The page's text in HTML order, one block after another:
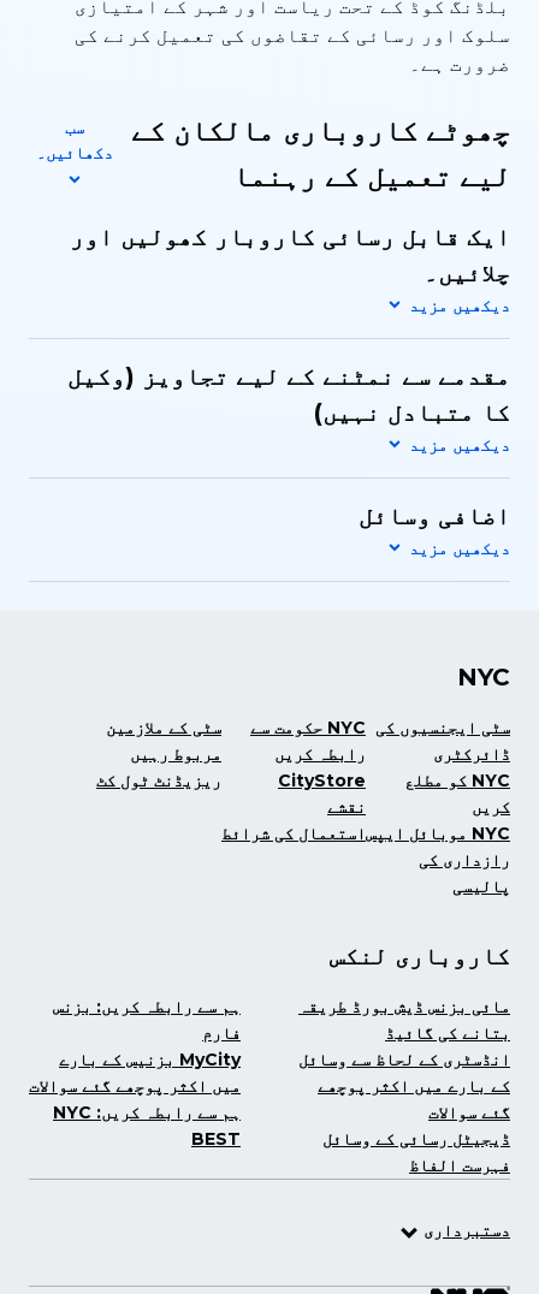
بلڈنگ کوڈ کے تحت ریاست اور شہر کے امتیازی
سلوک اور رسائی کے تقاضوں کی تعمیل کرنے کی
ضرورت ہے۔
چھوٹے کاروباری مالکان کے
لیے تعمیل کے رہنما
سب
دکھائیں۔
ایک قابل رسائی کاروبار کھولیں اور
چلائیں۔
مقدمے سے نمٹنے کے لیے تجاویز (وکیل
کا متبادل نہیں)
اضافی وسائل
NYC
سٹی ایجنسیوں کی
ڈائرکٹری
NYC کو مطلع
کریں
NYC موبائل ایپس
رازداری کی
پالیسی
NYC حکومت سے
رابطہ کریں
CityStore
نقشے
استعمال کی شرائط
سٹی کے ملازمین
مربوط رہیں
ریزیڈنٹ ٹول کٹ
کاروباری لنکس
مائی بزنس ڈیش بورڈ طریقہ
بتانے کی گائیڈ
انڈسٹری کے لحاظ سے وسائل
کے بارے میں اکثر پوچھے
گئے سوالات
ڈیجیٹل رسائی کے وسائل
فہرست الفاظ
ہم سے رابطہ کریں: بزنس
فارم
MyCity بزنیس کے بارے
میں اکثر پوچھے گئے سوالات
ہم سے رابطہ کریں: NYC
BEST
دستبرداری